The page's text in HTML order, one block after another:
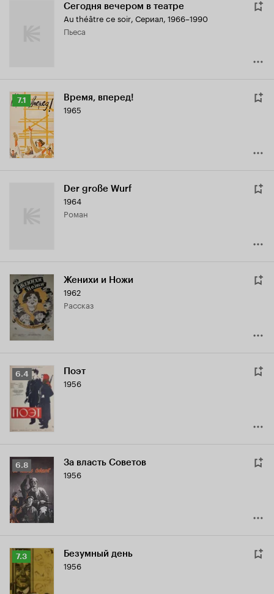
Сегодня вечером в театре
Au théâtre ce soir, Сериал, 1966–1990
пьеса
Рейтинг
Кинопоиска
7.1
7.1 Время, вперед!
1965
Der große Wurf
1964
роман
Женихи и Ножи
1962
рассказ
Рейтинг
Кинопоиска
6.4
6.4 Поэт
1956
Рейтинг
Кинопоиска
6.8
6.8 За власть Советов
1956
Рейтинг
Кинопоиска
7.3
7.3 Безумный день
1956